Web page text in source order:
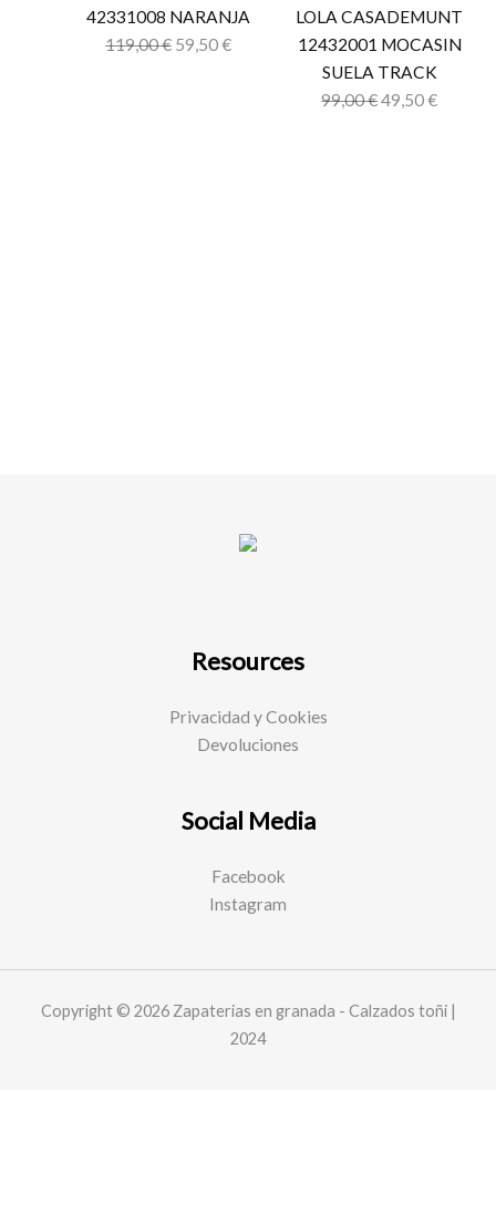
42331008 NARANJA
119,00€
era:
119,00 €.
59,50€
es:
59,50 €.
LOLA CASADEMUNT
12432001 MOCASIN
SUELA TRACK
99,00€
era:
99,00 €.
49,50€
es:
49,50 €.
Resources
Privacidad y Cookies
Devoluciones
Social Media
Facebook
Instagram
Copyright © 2026 Zapaterias en granada - Calzados toñi |
2024